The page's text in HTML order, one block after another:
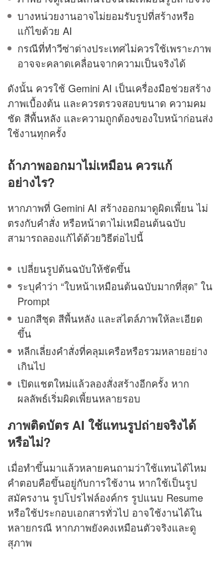
บางหน่วยงานอาจไม่ยอมรับรูปที่สร้างหรือ
แก้ไขด้วย AI
กรณีที่ทำวีซ่าต่างประเทศไม่ควรใช้เพราะภาพ
อาจจะคลาดเคลื่อนจากความเป็นจริงได้
ดังนั้น ควรใช้ Gemini AI เป็นเครื่องมือช่วยสร้าง
ภาพเบื้องต้น และควรตรวจสอบขนาด ความคม
ชัด สีพื้นหลัง และความถูกต้องของใบหน้าก่อนส่ง
ใช้งานทุกครั้ง
ถ้าภาพออกมาไม่เหมือน ควรแก้
อย่างไร?
หากภาพที่ Gemini AI สร้างออกมาดูผิดเพี้ยน ไม่
ตรงกับคำสั่ง หรือหน้าตาไม่เหมือนต้นฉบับ
สามารถลองแก้ได้ด้วยวิธีต่อไปนี้
เปลี่ยนรูปต้นฉบับให้ชัดขึ้น
ระบุคำว่า “ใบหน้าเหมือนต้นฉบับมากที่สุด” ใน
Prompt
บอกสีชุด สีพื้นหลัง และสไตล์ภาพให้ละเอียด
ขึ้น
หลีกเลี่ยงคำสั่งที่คลุมเครือหรือรวมหลายอย่าง
เกินไป
เปิดแชตใหม่แล้วลองสั่งสร้างอีกครั้ง หาก
ผลลัพธ์เริ่มผิดเพี้ยนหลายรอบ
ภาพติดบัตร AI ใช้แทนรูปถ่ายจริงได้
หรือไม่?
เมื่อทำขึ้นมาแล้วหลายคนถามว่าใช้แทนได้ไหม
คำตอบคือขึ้นอยู่กับการใช้งาน หากใช้เป็นรูป
สมัครงาน รูปโปรไฟล์องค์กร รูปแนบ Resume
หรือใช้ประกอบเอกสารทั่วไป อาจใช้งานได้ใน
หลายกรณี หากภาพยังคงเหมือนตัวจริงและดู
สุภาพ